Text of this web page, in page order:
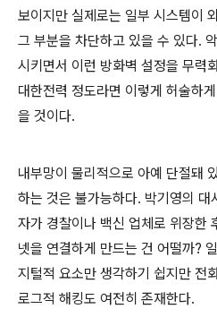
보이지만 실제로는 일부 시스템이
그 부분을 차단하고 있을 수 있다.
시키면서 이런 방화벽 설정을 무력
대한전력 정도라면 이렇게 허술하
을 것이다.
내부망이 물리적으로 아예 단절돼
하는 것은 불가능하다. 박기영의 대
자가 경찰이나 백신 업체로 위장한
넷을 연결하게 만드는 건 어떨까?
지털적 요소만 생각하기 쉽지만 전
로그적 해킹도 여전히 존재한다.